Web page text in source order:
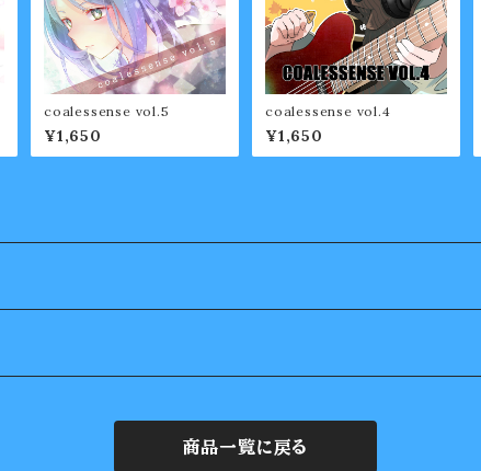
coalessense vol.5
¥1,650
coalessense vol.4
¥1,650
商品一覧に戻る